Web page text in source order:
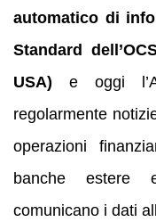
automatico di
Standard
USA) e oggi
regolarmente
operazioni
banche estere
comunicano i dati